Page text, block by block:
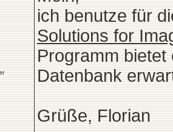
ich benutze für
Solutions for
Programm
Datenbank
Grüße, Florian